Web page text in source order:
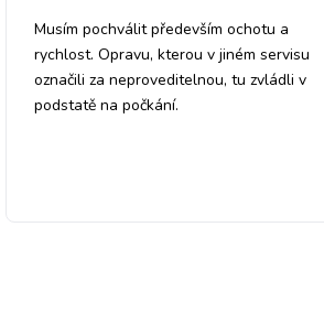
Musím pochválit především ochotu a
rychlost. Opravu, kterou v jiném servisu
označili za neproveditelnou, tu zvládli v
podstatě na počkání.